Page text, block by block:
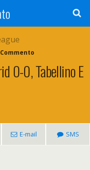
0-0, Tabellino E
E-mail SMS